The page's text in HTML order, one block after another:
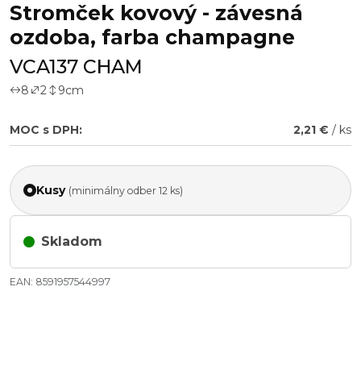
Stromček kovový - závesná
ozdoba, farba champagne
VCA137 CHAM
8 2 9cm
MOC s DPH: 2,21 € / ks
Kusy (minimálny odber 12 ks)
Skladom
EAN: 8591957544997